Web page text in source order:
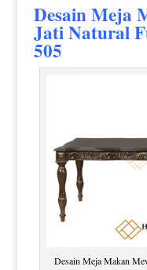
DesainMeja
Jati Natural
505
Desain Meja Makan